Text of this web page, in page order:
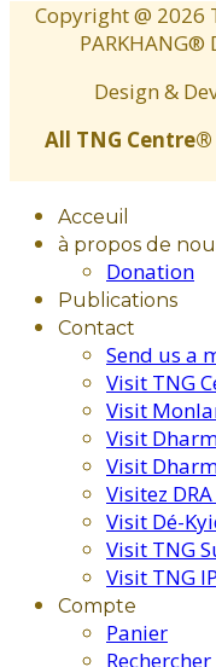
Copyright @ 2026
Design &
All TNG
Acceuil
à propos de
Donation
Publications
Contact
Send us a
Visit TNG
Visit
Visit
Visit
Visitez
Visit Dé-
Visit TNG
Visit TNG
Compte
Panier